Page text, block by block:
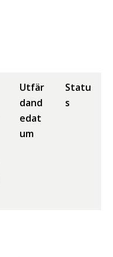
Utfär
dand
edat
um
Statu
s